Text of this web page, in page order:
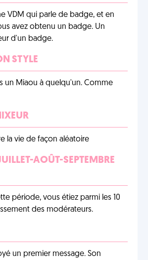
VDM qui parle de badge, et en
avez obtenu un badge. Un
d'un badge.
STYLE
un Miaou à quelqu'un. Comme
la vie de façon aléatoire
AOÛT-SEPTEMBRE
période, vous étiez parmi les 10
des modérateurs.
un premier message. Son